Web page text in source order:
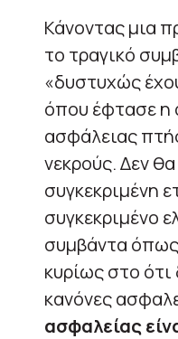
Κάνοντας μια
το τραγικό
«δυστυχώς
όπου έφτασε η
ασφάλειας
νεκρούς. Δεν
συγκεκριμένη
συγκεκριμένο
συμβάντα
κυρίως στο ότι
κανόνες
ασφαλείας